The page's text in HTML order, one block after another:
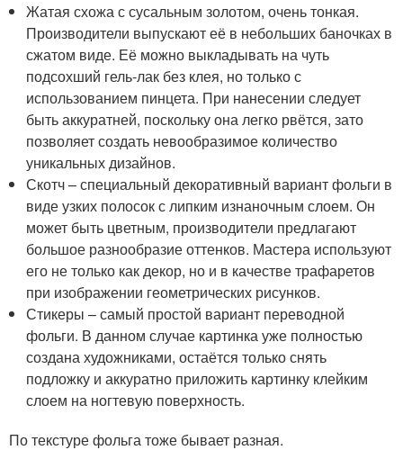
Жатая схожа с сусальным золотом, очень тонкая.
Производители выпускают её в небольших баночках в
сжатом виде. Её можно выкладывать на чуть
подсохший гель-лак без клея, но только с
использованием пинцета. При нанесении следует
быть аккуратней, поскольку она легко рвётся, зато
позволяет создать невообразимое количество
уникальных дизайнов.
Скотч – специальный декоративный вариант фольги в
виде узких полосок с липким изнаночным слоем. Он
может быть цветным, производители предлагают
большое разнообразие оттенков. Мастера используют
его не только как декор, но и в качестве трафаретов
при изображении геометрических рисунков.
Стикеры – самый простой вариант переводной
фольги. В данном случае картинка уже полностью
создана художниками, остаётся только снять
подложку и аккуратно приложить картинку клейким
слоем на ногтевую поверхность.
По текстуре фольга тоже бывает разная.